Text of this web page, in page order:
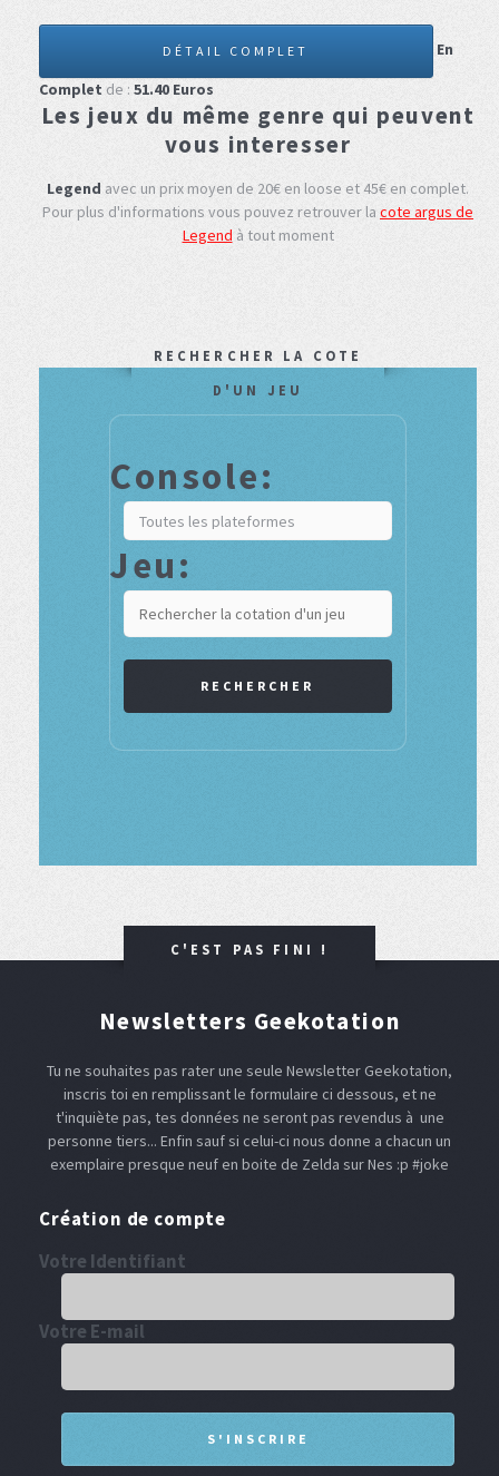
DÉTAIL COMPLET
En
Complet de : 51.40 Euros
Les jeux du même genre qui peuvent
vous interesser
Legend avec un prix moyen de 20€ en loose et 45€ en complet.
Pour plus d'informations vous pouvez retrouver la cote argus de
Legend à tout moment
RECHERCHER LA COTE
D'UN JEU
Console:
Jeu:
RECHERCHER
C'EST PAS FINI !
Newsletters Geekotation
Tu ne souhaites pas rater une seule Newsletter Geekotation,
inscris toi en remplissant le formulaire ci dessous, et ne
t'inquiète pas, tes données ne seront pas revendus à une
personne tiers... Enfin sauf si celui-ci nous donne a chacun un
exemplaire presque neuf en boite de Zelda sur Nes :p #joke
Création de compte
Votre Identifiant
Votre E-mail